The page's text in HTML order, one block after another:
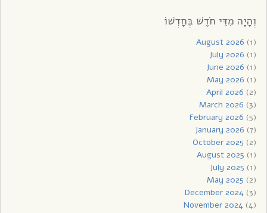
וְהָיָה מִדֵּי חֹדֶשׁ בְּחָדְשׁוֹ
August 2026 (1)
July 2026 (1)
June 2026 (1)
May 2026 (1)
April 2026 (2)
March 2026 (3)
February 2026 (5)
January 2026 (7)
October 2025 (2)
August 2025 (1)
July 2025 (1)
May 2025 (2)
December 2024(3)
November 2024(4)